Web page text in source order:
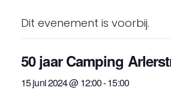
Dit evenement is voorbij.
50 jaar Camping
15 juni 2024 @ 12:00-15:00